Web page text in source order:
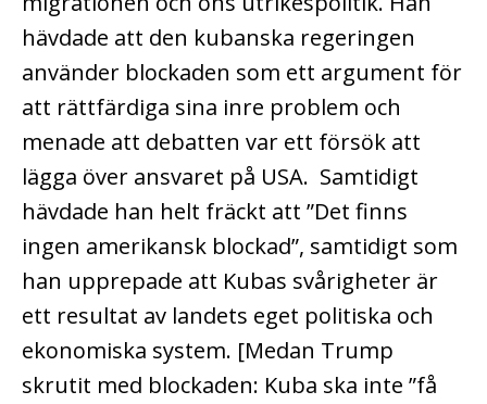
hävdade att den kubanska regeringen
använder blockaden som ett argument för
att rättfärdiga sina inre problem och
menade att debatten var ett försök att
lägga över ansvaret på USA. Samtidigt
hävdade han helt fräckt att ”Det finns
ingen amerikansk blockad”, samtidigt som
han upprepade att Kubas svårigheter är
ett resultat av landets eget politiska och
ekonomiska system. [Medan Trump
skrutit med blockaden: Kuba ska inte ”få